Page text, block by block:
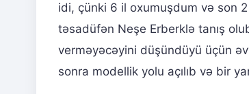
idi, çünki 6 il oxumuşdum və son
təsadüfən Neşe Erberklə tanış
verməyəcəyini düşündüyü üçün
sonra modellik yolu açılıb və bir